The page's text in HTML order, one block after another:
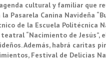
cultural y familiar que
Pasarela Canina Navideña
de la Escuela Politécnica
“Nacimiento de Jesús”,
Además, habrá caritas
Festival de Delicias